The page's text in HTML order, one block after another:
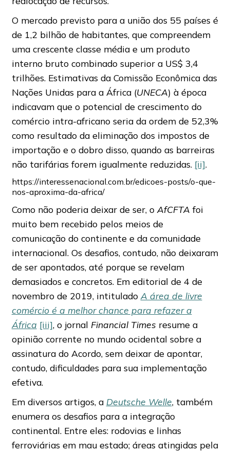
O mercado previsto para a união dos 55 países é
de 1,2 bilhão de habitantes, que compreendem
uma crescente classe média e um produto
interno bruto combinado superior a US$ 3,4
trilhões. Estimativas da Comissão Econômica das
Nações Unidas para a África (UNECA) à época
indicavam que o potencial de crescimento do
comércio intra-africano seria da ordem de 52,3%
como resultado da eliminação dos impostos de
importação e o dobro disso, quando as barreiras
não tarifárias forem igualmente reduzidas. [ii].
https://interessenacional.com.br/edicoes-posts/o-que-
nos-aproxima-da-africa/
Como não poderia deixar de ser, o AfCFTA foi
muito bem recebido pelos meios de
comunicação do continente e da comunidade
internacional. Os desafios, contudo, não deixaram
de ser apontados, até porque se revelam
demasiados e concretos. Em editorial de 4 de
novembro de 2019, intitulado A área de livre
comércio é a melhor chance para refazer a
África [iii], o jornal Financial Times resume a
opinião corrente no mundo ocidental sobre a
assinatura do Acordo, sem deixar de apontar,
contudo, dificuldades para sua implementação
efetiva.
Em diversos artigos, a Deutsche Welle, também
enumera os desafios para a integração
continental. Entre eles: rodovias e linhas
ferroviárias em mau estado; áreas atingidas pela